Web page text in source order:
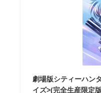
劇場版シティーハン
イズ>(完全生産限定